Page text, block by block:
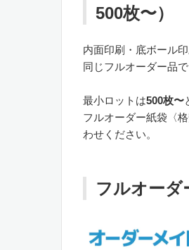
500枚〜）
内面印刷・底ボール
同じフルオーダー品
最小ロットは500枚〜
フルオーダー紙袋〈
わせください。
フルオーダ